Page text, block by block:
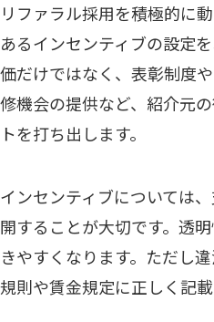
リファラル採用を積極的に
あるインセンティブの設定
価だけではなく、表彰制度
修機会の提供など、紹介元
トを打ち出します。
インセンティブについては
開することが大切です。透
きやすくなります。ただし
規則や賃金規定に正しく記